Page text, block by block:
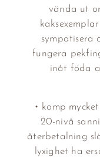
vända ut
sympatisera
fungera
inåt föda
• komp
20-nivå
återbetalning
lyxighet ha